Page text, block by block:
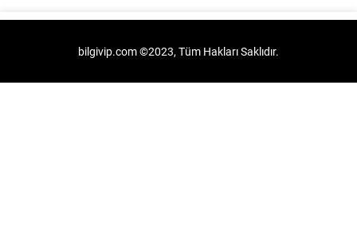
bilgivip.com ©2023, Tüm Hakları Saklıdır.